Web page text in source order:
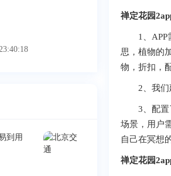
禅定花园
1、APP需
思，植物的
物，折扣，
2、我们建
3、配置了
场景，用户
自己在冥想
禅定花园